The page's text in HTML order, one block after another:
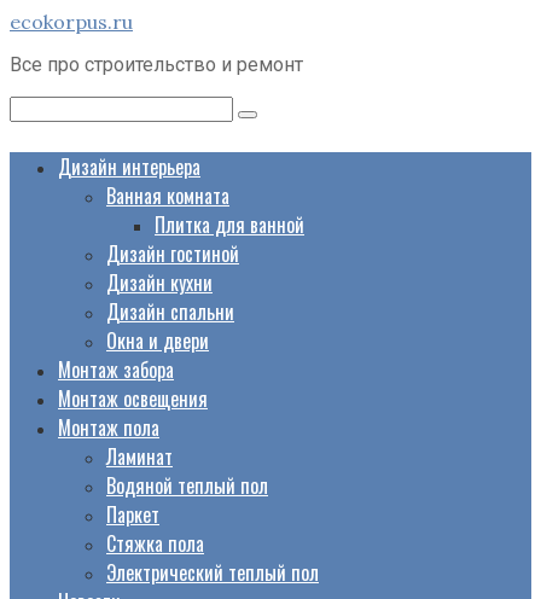
Перейти
контенту
ecokorpus.ru
Все про строительство и ремонт
Дизайн интерьера
Ванная комната
Плитка для ванной
Дизайн гостиной
Дизайн кухни
Дизайн спальни
Окна и двери
Монтаж забора
Монтаж освещения
Монтаж пола
Ламинат
Водяной теплый пол
Паркет
Стяжка пола
Электрический теплый пол